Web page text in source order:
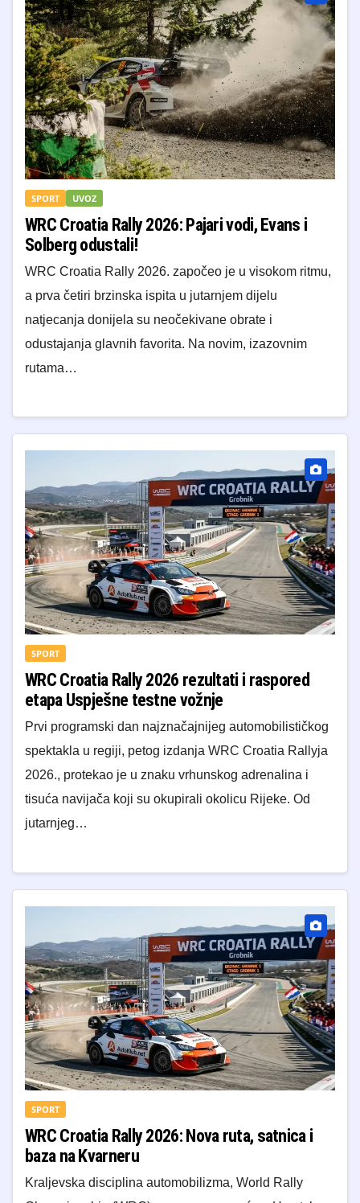
SPORT UVOZ
WRC Croatia Rally 2026: Pajari vodi, Evans i
Solberg odustali!
WRC Croatia Rally 2026. započeo je u visokom ritmu,
a prva četiri brzinska ispita u jutarnjem dijelu
natjecanja donijela su neočekivane obrate i
odustajanja glavnih favorita. Na novim, izazovnim
rutama…
SPORT
WRC Croatia Rally 2026 rezultati i raspored
etapa Uspješne testne vožnje
​Prvi programski dan najznačajnijeg automobilističkog
spektakla u regiji, petog izdanja WRC Croatia Rallyja
2026., protekao je u znaku vrhunskog adrenalina i
tisuća navijača koji su okupirali okolicu Rijeke. Od
jutarnjeg…
SPORT
WRC Croatia Rally 2026: Nova ruta, satnica i
baza na Kvarneru
Kraljevska disciplina automobilizma, World Rally